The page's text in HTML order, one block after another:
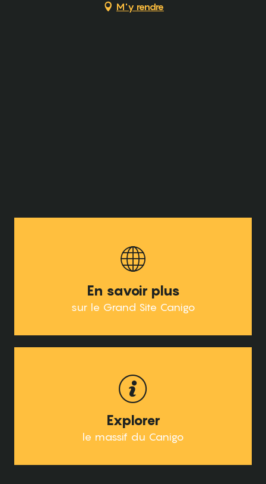
M'y rendre
En savoir plus
sur le Grand Site Canigo
Explorer
le massif du Canigo